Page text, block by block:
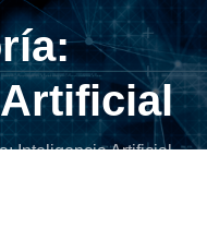
Inteligencia Artificial